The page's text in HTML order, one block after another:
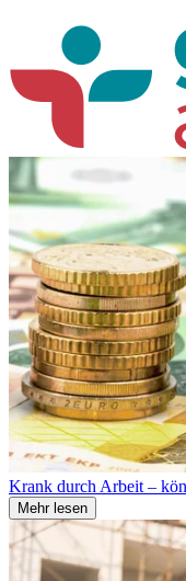
Krank durch Arbeit –
Mehr lesen